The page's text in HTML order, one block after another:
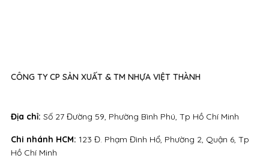
Địa chỉ: Số 27 Đường 59, Phường Bình Phú, Tp Hồ Chí Minh
CÔNG TY CP SẢN XUẤT & TM NHỰA VIỆT THÀNH
Chi nhánh HCM: 123 Đ. Phạm Đình Hổ, Phường 2, Quận 6, Tp
Hồ Chí Minh